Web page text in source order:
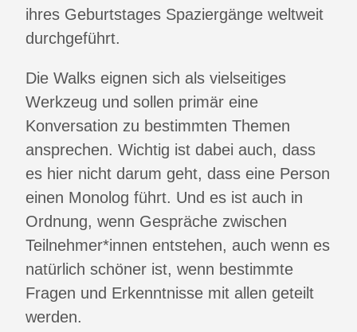
ihres Geburtstages Spaziergänge weltweit
durchgeführt.
Die Walks eignen sich als vielseitiges
Werkzeug und sollen primär eine
Konversation zu bestimmten Themen
ansprechen. Wichtig ist dabei auch, dass
es hier nicht darum geht, dass eine Person
einen Monolog führt. Und es ist auch in
Ordnung, wenn Gespräche zwischen
Teilnehmer*innen entstehen, auch wenn es
natürlich schöner ist, wenn bestimmte
Fragen und Erkenntnisse mit allen geteilt
werden.